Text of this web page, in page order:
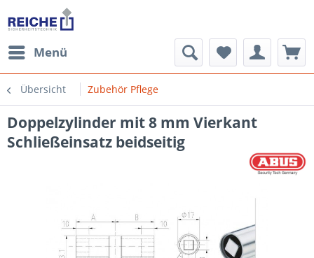
Menü
Übersicht Zubehör Pflege
Doppelzylinder mit 8 mm Vierkant
Schließeinsatz beidseitig